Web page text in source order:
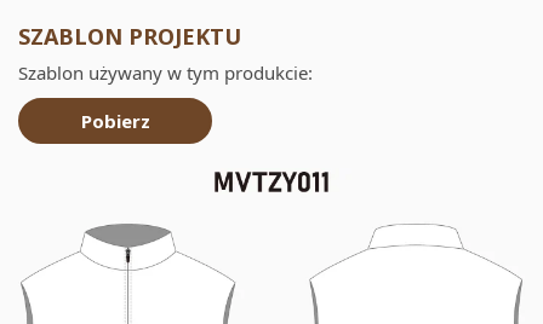
SZABLON PROJEKTU
Szablon używany w tym produkcie:
Pobierz